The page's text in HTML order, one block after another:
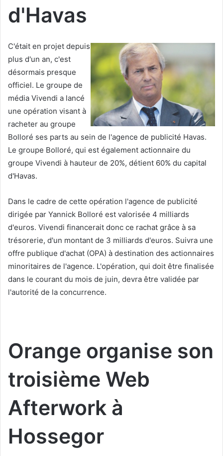
d'Havas
C'était en projet depuis
plus d'un an, c'est
désormais presque
officiel. Le groupe de
média Vivendi a lancé
une opération visant à
racheter au groupe
Bolloré ses parts au sein de l'agence de publicité Havas.
Le groupe Bolloré, qui est également actionnaire du
groupe Vivendi à hauteur de 20%, détient 60% du capital
d'Havas.
Dans le cadre de cette opération l'agence de publicité
dirigée par Yannick Bolloré est valorisée 4 milliards
d'euros. Vivendi financerait donc ce rachat grâce à sa
trésorerie, d'un montant de 3 milliards d'euros. Suivra une
offre publique d'achat (OPA) à destination des actionnaires
minoritaires de l'agence. L'opération, qui doit être finalisée
dans le courant du mois de juin, devra être validée par
l'autorité de la concurrence.
Orange organise son
troisième Web
Afterwork à
Hossegor